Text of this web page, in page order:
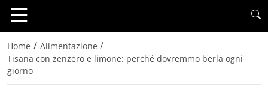
Home / Alimentazione /
Tisana con zenzero e limone: perché dovremmo berla ogni
giorno